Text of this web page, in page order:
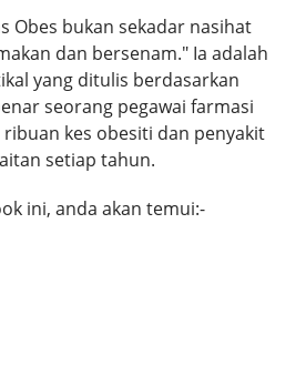
Obes bukan sekadar nasihat
dan bersenam." Ia adalah
yang ditulis berdasarkan
seorang pegawai farmasi
kes obesiti dan penyakit
setiap tahun.
ini, anda akan temui:-